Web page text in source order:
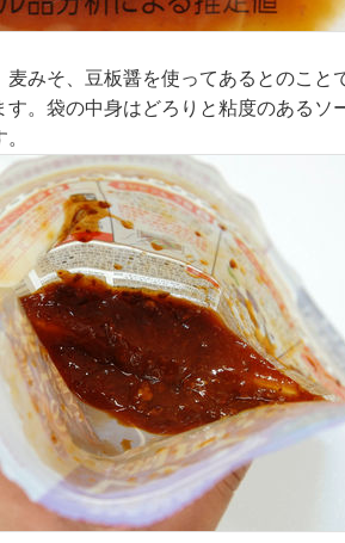
みそ、豆板醤を使ってあるとのこと
。袋の中身はどろりと粘度のあるソ